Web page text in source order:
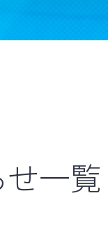
一覧